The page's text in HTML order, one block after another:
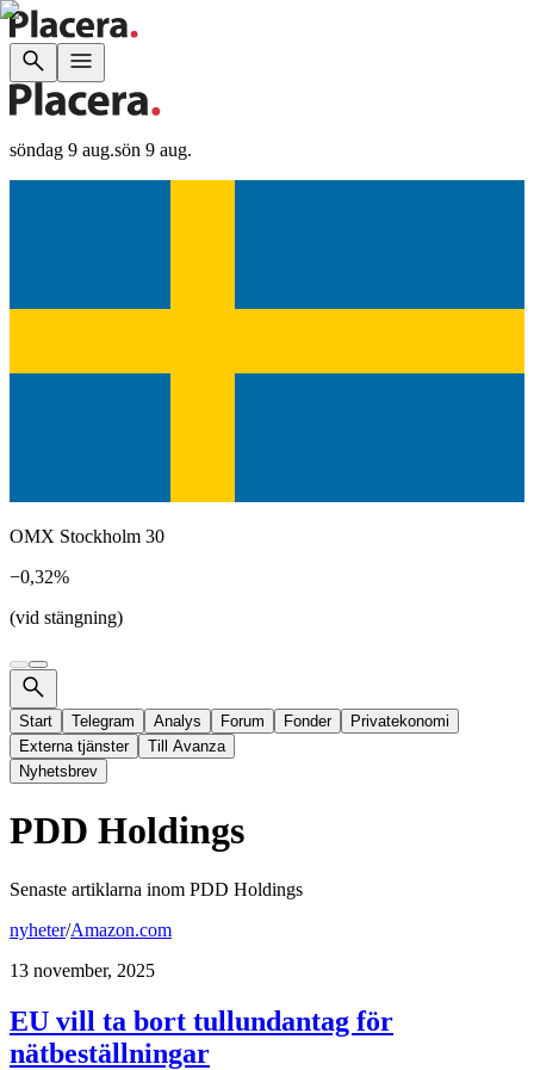
söndag 9 aug.sön 9 aug.
OMX Stockholm 30
−0,32%
(vid stängning)
Start Telegram Analys Forum Fonder
Privatekonomi
Externa tjänster
Till Avanza
Nyhetsbrev
PDD Holdings
Senaste artiklarna inom PDD Holdings
nyheter/Amazon.com
13 november, 2025
EU vill ta bort tullundantag för
nätbeställningar